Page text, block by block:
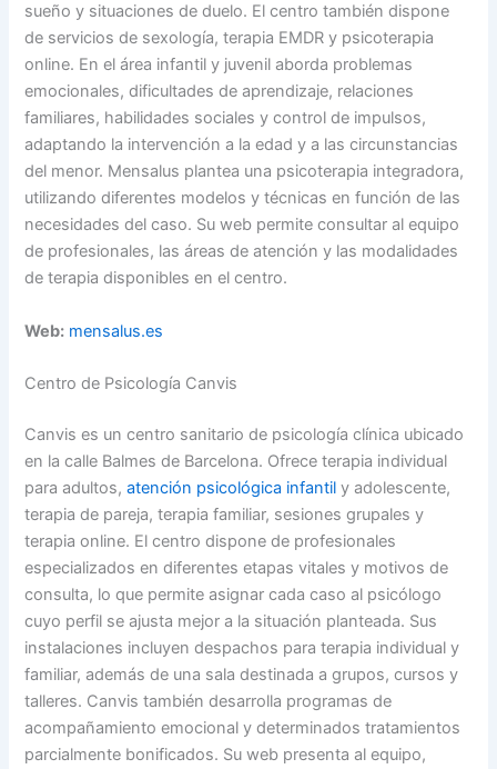
sueño y situaciones de duelo. El centro también dispone
de servicios de sexología, terapia EMDR y psicoterapia
online. En el área infantil y juvenil aborda problemas
emocionales, dificultades de aprendizaje, relaciones
familiares, habilidades sociales y control de impulsos,
adaptando la intervención a la edad y a las circunstancias
del menor. Mensalus plantea una psicoterapia integradora,
utilizando diferentes modelos y técnicas en función de las
necesidades del caso. Su web permite consultar al equipo
de profesionales, las áreas de atención y las modalidades
de terapia disponibles en el centro.
Web: mensalus.es
Centro de Psicología Canvis
Canvis es un centro sanitario de psicología clínica ubicado
en la calle Balmes de Barcelona. Ofrece terapia individual
para adultos,atención psicológica infantil y adolescente,
terapia de pareja, terapia familiar, sesiones grupales y
terapia online. El centro dispone de profesionales
especializados en diferentes etapas vitales y motivos de
consulta, lo que permite asignar cada caso al psicólogo
cuyo perfil se ajusta mejor a la situación planteada. Sus
instalaciones incluyen despachos para terapia individual y
familiar, además de una sala destinada a grupos, cursos y
talleres. Canvis también desarrolla programas de
acompañamiento emocional y determinados tratamientos
parcialmente bonificados. Su web presenta al equipo,